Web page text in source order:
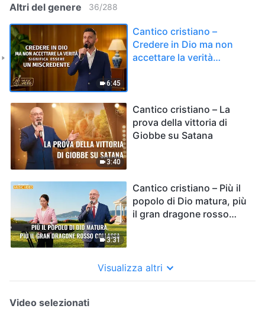
Altri del genere 36/288
6:45
Cantico cristiano –
Credere in Dio ma non
accettare la verità
3:40
Cantico cristiano – La
prova della vittoria di
Giobbe su Satana
3:31
Cantico cristiano – Più il
popolo di Dio matura, più
il gran dragone rosso
Visualizza altri
Video selezionati